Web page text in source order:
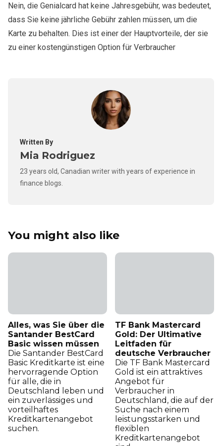
Nein, die Genialcard hat keine Jahresgebühr, was bedeutet,
dass Sie keine jährliche Gebühr zahlen müssen, um die
Karte zu behalten. Dies ist einer der Hauptvorteile, der sie
zu einer kostengünstigen Option für Verbraucher
Written By
Mia Rodriguez
23 years old, Canadian writer with years of experience in
finance blogs.
You might also like
Alles, was Sie über die
Santander BestCard
Basic wissen müssen
Die Santander BestCard
Basic Kreditkarte ist eine
hervorragende Option
für alle, die in
Deutschland leben und
ein zuverlässiges und
vorteilhaftes
Kreditkartenangebot
suchen.
TF Bank Mastercard
Gold: Der Ultimative
Leitfaden für
deutsche Verbraucher
Die TF Bank Mastercard
Gold ist ein attraktives
Angebot für
Verbraucher in
Deutschland, die auf der
Suche nach einem
leistungsstarken und
flexiblen
Kreditkartenangebot